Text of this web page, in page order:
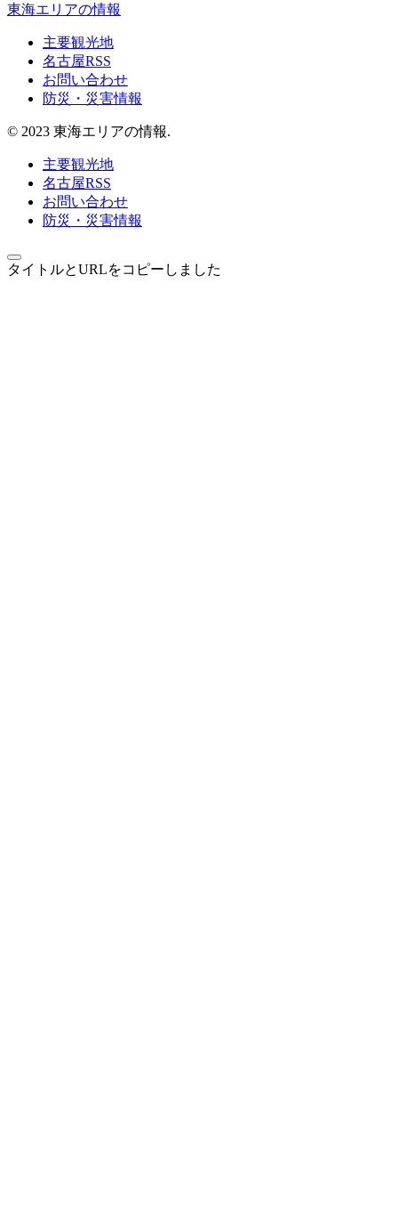
東海エリアの情報
主要観光地
名古屋RSS
お問い合わせ
防災・災害情報
© 2023 東海エリアの情報.
主要観光地
名古屋RSS
お問い合わせ
防災・災害情報
タイトルとURLをコピーしました